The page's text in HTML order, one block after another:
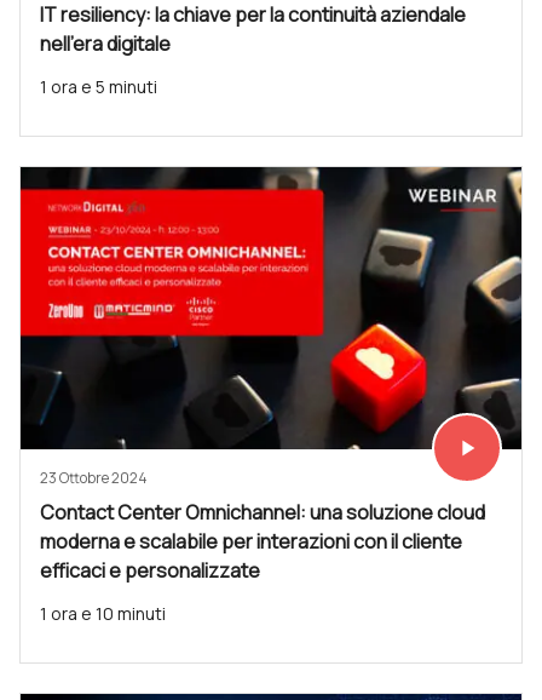
IT resiliency: la chiave per la continuità aziendale
nell'era digitale
1 ora e 5 minuti
Vedi subito
play_arrow
23 Ottobre 2024
Contact Center Omnichannel: una soluzione cloud
moderna e scalabile per interazioni con il cliente
efficaci e personalizzate
1 ora e 10 minuti